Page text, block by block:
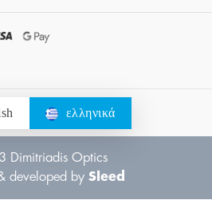
ελληνικά
Dimitriadis Optics
developed by Sleed